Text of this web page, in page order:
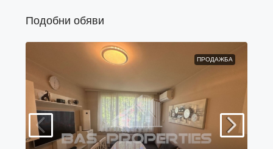
Подобни обяви
ПРОДАЖБА